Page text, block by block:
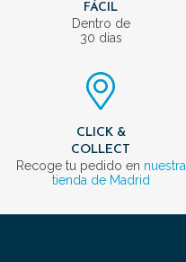
FÁCIL
Dentro de
30 días
CLICK &
COLLECT
Recoge tu pedido en nuestra
tienda de Madrid